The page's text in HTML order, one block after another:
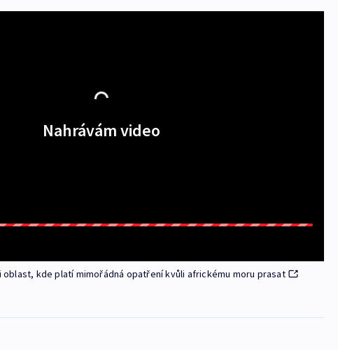
Nahrávám video
oblast, kde platí mimořádná opatření kvůli africkému moru prasat